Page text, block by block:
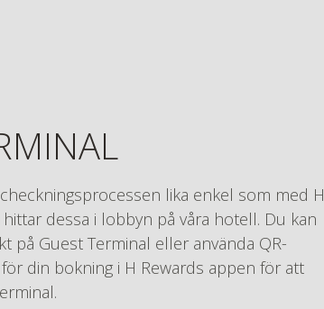
lika enkel som med H
hittar dessa i lobbyn på våra hotell. Du kan
på Guest Terminal eller använda QR-
din bokning i H Rewards appen för att